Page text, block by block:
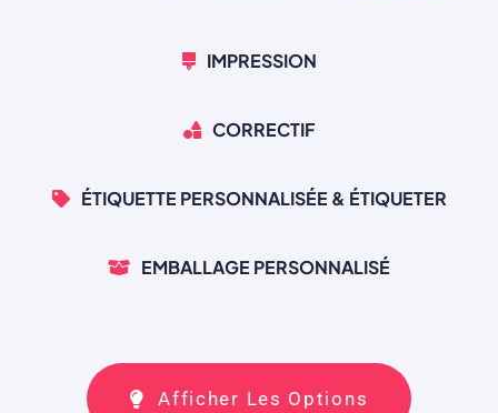
IMPRESSION
CORRECTIF
ÉTIQUETTE PERSONNALISÉE & ÉTIQUETER
EMBALLAGE PERSONNALISÉ
Afficher Les Options